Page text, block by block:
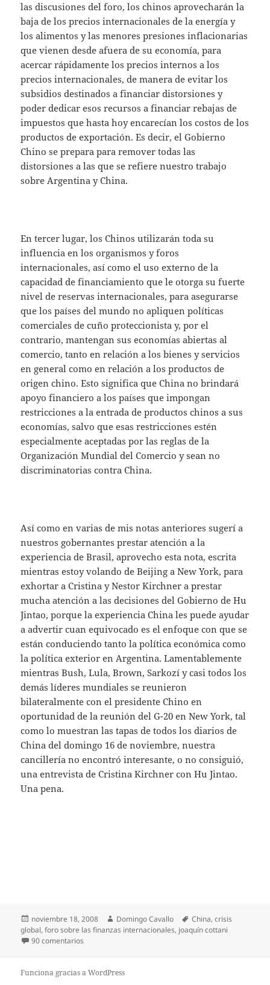
las discusiones del foro, los chinos aprovecharán la
baja de los precios internacionales de la energía y
los alimentos y las menores presiones inflacionarias
que vienen desde afuera de su economía, para
acercar rápidamente los precios internos a los
precios internacionales, de manera de evitar los
subsidios destinados a financiar distorsiones y
poder dedicar esos recursos a financiar rebajas de
impuestos que hasta hoy encarecían los costos de los
productos de exportación. Es decir, el Gobierno
Chino se prepara para remover todas las
distorsiones a las que se refiere nuestro trabajo
sobre Argentina y China.
En tercer lugar, los Chinos utilizarán toda su
influencia en los organismos y foros
internacionales, así como el uso externo de la
capacidad de financiamiento que le otorga su fuerte
nivel de reservas internacionales, para asegurarse
que los países del mundo no apliquen políticas
comerciales de cuño proteccionista y, por el
contrario, mantengan sus economías abiertas al
comercio, tanto en relación a los bienes y servicios
en general como en relación a los productos de
origen chino. Esto significa que China no brindará
apoyo financiero a los países que impongan
restricciones a la entrada de productos chinos a sus
economías, salvo que esas restricciones estén
especialmente aceptadas por las reglas de la
Organización Mundial del Comercio y sean no
discriminatorias contra China.
Así como en varias de mis notas anteriores sugerí a
nuestros gobernantes prestar atención a la
experiencia de Brasil, aprovecho esta nota, escrita
mientras estoy volando de Beijing a New York, para
exhortar a Cristina y Nestor Kirchner a prestar
mucha atención a las decisiones del Gobierno de Hu
Jintao, porque la experiencia China les puede ayudar
a advertir cuan equivocado es el enfoque con que se
están conduciendo tanto la política económica como
la política exterior en Argentina. Lamentablemente
mientras Bush, Lula, Brown, Sarkozí y casi todos los
demás líderes mundiales se reunieron
bilateralmente con el presidente Chino en
oportunidad de la reunión del G-20 en New York, tal
como lo muestran las tapas de todos los diarios de
China del domingo 16 de noviembre, nuestra
cancillería no encontró interesante, o no consiguió,
una entrevista de Cristina Kirchner con Hu Jintao.
Una pena.
Publicado
el
noviembre 18, 2008 Autor
Domingo Cavallo Etiquetas
China,crisis
global,foro sobre las finanzas internacionales, joaquín cottani
90 comentarios
Funciona gracias a WordPress